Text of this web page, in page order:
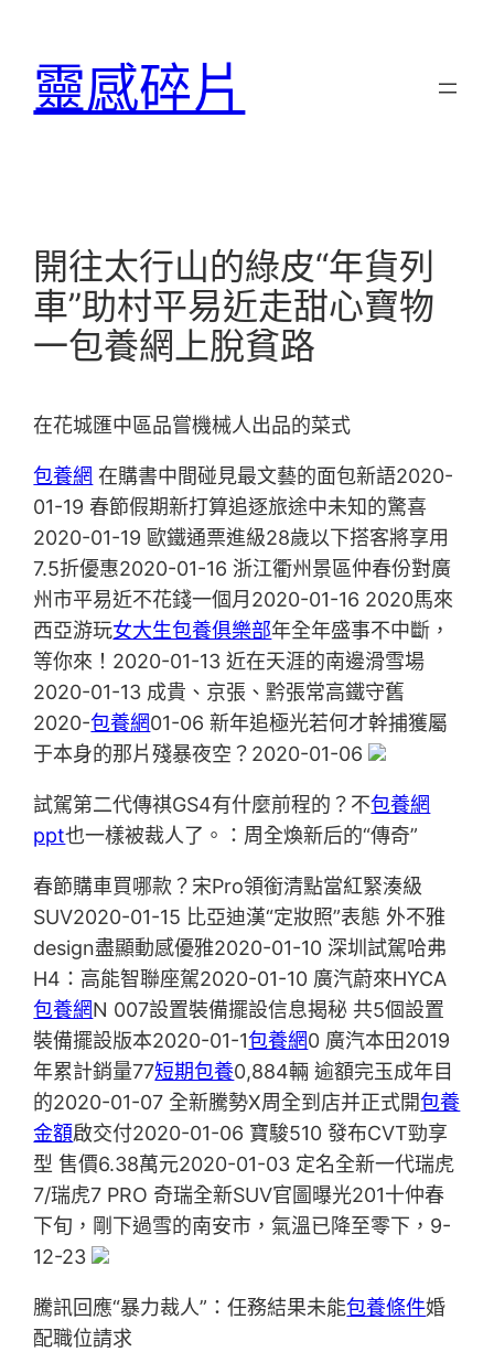
靈感碎片
開往太行山的綠皮“年貨列
車”助村平易近走甜心寶物
一包養網上脫貧路
在花城匯中區品嘗機械人出品的菜式
包養網 在購書中間碰見最文藝的面包新語2020-
01-19 春節假期新打算追逐旅途中未知的驚喜
2020-01-19 歐鐵通票進級28歲以下搭客將享用
7.5折優惠2020-01-16 浙江衢州景區仲春份對廣
州市平易近不花錢一個月2020-01-16 2020馬來
西亞游玩女大生包養俱樂部年全年盛事不中斷，
等你來！2020-01-13 近在天涯的南邊滑雪場
2020-01-13 成貴、京張、黔張常高鐵守舊
2020-包養網01-06 新年追極光若何才幹捕獲屬
于本身的那片殘暴夜空？2020-01-06
試駕第二代傳祺GS4有什麼前程的？不包養網
ppt也一樣被裁人了。：周全煥新后的“傳奇”
春節購車買哪款？宋Pro領銜清點當紅緊湊級
SUV2020-01-15 比亞迪漢“定妝照”表態 外不雅
design盡顯動感優雅2020-01-10 深圳試駕哈弗
H4：高能智聯座駕2020-01-10 廣汽蔚來HYCA
包養網N 007設置裝備擺設信息揭秘 共5個設置
裝備擺設版本2020-01-1包養網0 廣汽本田2019
年累計銷量77短期包養0,884輛 逾額完玉成年目
的2020-01-07 全新騰勢X周全到店并正式開包養
金額啟交付2020-01-06 寶駿510 發布CVT勁享
型 售價6.38萬元2020-01-03 ​定名全新一代瑞虎
7/瑞虎7 PRO 奇瑞全新SUV官圖曝光201十仲春
下旬，剛下過雪的南安市，氣溫已降至零下，9-
12-23
騰訊回應“暴力裁人”：任務結果未能包養條件婚
配職位請求